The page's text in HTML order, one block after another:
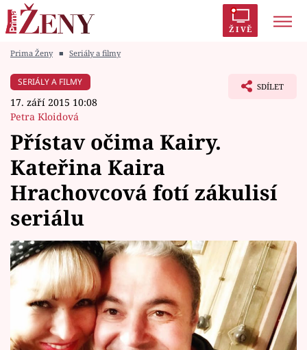
ŽIVĚ
Módní alarm
Témata
Celebrity
Vztahy
Seriály
Horoskopy
Sledujte prima+
Prima Ženy ■ Seriály a filmy
SERIÁLY A FILMY
17. září 2015 10:08
Petra Kloidová
SDÍLET
Přístav očima Kairy.
Kateřina Kaira
Hrachovcová fotí zákulisí
seriálu